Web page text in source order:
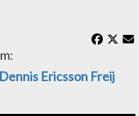
Dennis Ericsson Freij